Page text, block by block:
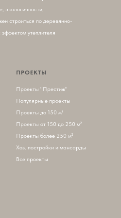
ПРОЕКТЫ
Проекты "Престиж"
Популярные проекты
Проекты до 150 м²
Проекты от 150 до 250 м²
Проекты более 250 м²
Хоз. постройки и мансарды
Все проекты
экологичности,
строиться по деревянно-
утеплителя